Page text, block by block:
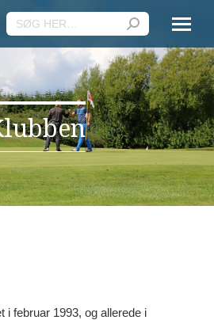
Search:
i februar 1993, og allerede i